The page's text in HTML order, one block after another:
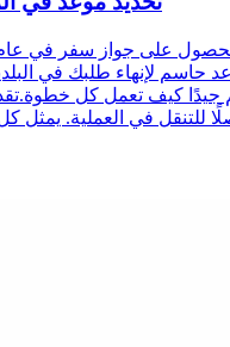
حاسم لإنهاء طلبك في
جيدًا كيف تعمل كل
للتنقل في العملية. يمثل